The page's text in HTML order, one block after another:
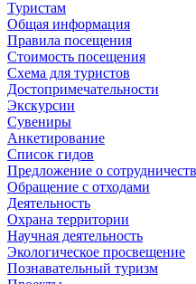
Туристам
Общая информация
Правила посещения
Стоимость посещения
Схема для туристов
Достопримечательности
Экскурсии
Сувениры
Анкетирование
Список гидов
Предложение о
Обращение с отходами
Деятельность
Охрана территории
Научная деятельность
Экологическое просвещение
Познавательный туризм